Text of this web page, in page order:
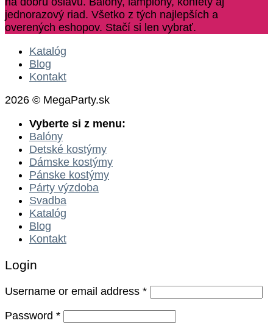
jednorazový riad. Všetko z tých najlepších a
overených eshopov. Stačí si len vybrať.
Katalóg
Blog
Kontakt
2026 © MegaParty.sk
Vyberte si z menu:
Balóny
Detské kostýmy
Dámske kostýmy
Pánske kostýmy
Párty výzdoba
Svadba
Katalóg
Blog
Kontakt
Login
Username or email address *
Password *